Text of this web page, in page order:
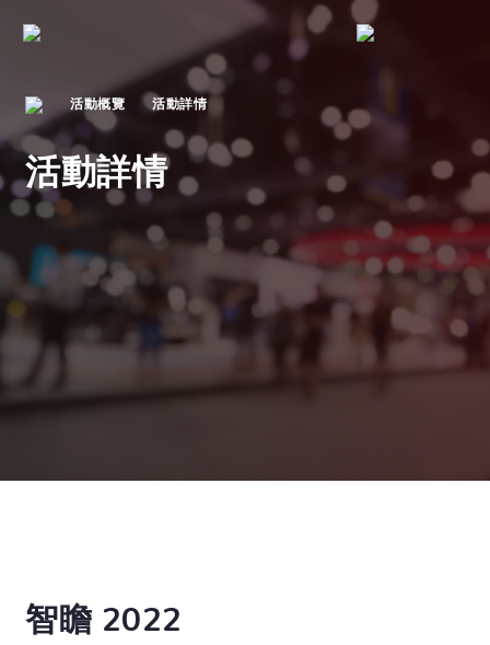
活動概覽 活動詳情
活動詳情
智瞻 2022